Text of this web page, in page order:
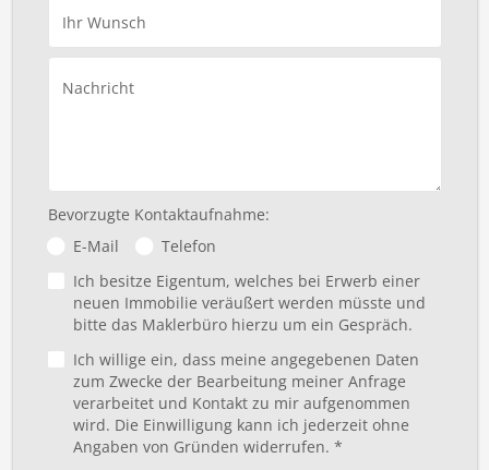
Ihr Wunsch
Nachricht
Bevorzugte Kontaktaufnahme:
E-Mail
Telefon
Ich besitze Eigentum, welches bei Erwerb einer
neuen Immobilie veräußert werden müsste und
bitte das Maklerbüro hierzu um ein Gespräch.
Ich willige ein, dass meine angegebenen Daten
zum Zwecke der Bearbeitung meiner Anfrage
verarbeitet und Kontakt zu mir aufgenommen
wird. Die Einwilligung kann ich jederzeit ohne
Angaben von Gründen widerrufen. *